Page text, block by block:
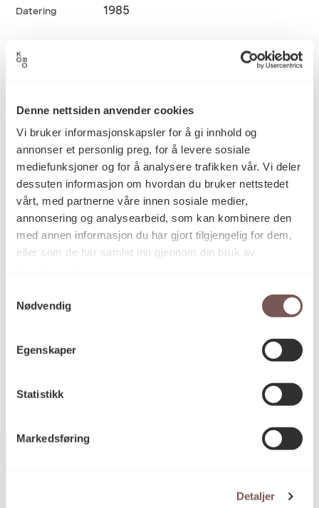
Denne nettsiden anvender cookies
Vi bruker informasjonskapsler for å gi innhold og
annonser et personlig preg, for å levere sosiale
mediefunksjoner og for å analysere trafikken vår. Vi deler
dessuten informasjon om hvordan du bruker nettstedet
vårt, med partnerne våre innen sosiale medier,
annonsering og analysearbeid, som kan kombinere den
med annen informasjon du har gjort tilgjengelig for dem,
eller som de har samlet inn gjennom din bruk av
Nødvendig
Egenskaper
Statistikk
Markedsføring
Detaljer
Datering 1985
Kunstner
Kategori Tegning
Teknikk og
materiale
Kulltegning på papir
Mål
Reference